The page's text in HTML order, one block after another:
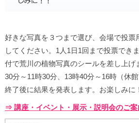
好きな写真を３つまで選び、会場で投票
してください。1人1日1回まで投票でき
付で荒川の植物写真のシールを差し上げ
30分～11時30分、13時40分～16時（休
終了後に結果を発表します。お楽しみに
⇒ 講座・イベント・展示・説明会のご案